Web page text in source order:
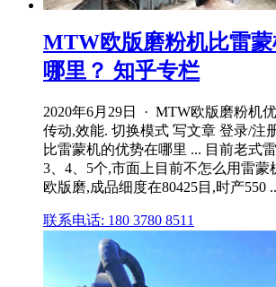
MTW欧版磨粉机比雷
哪里？ 知乎专栏
2020年6月29日 · MTW欧版磨粉机
传动,效能. 切换模式 写文章 登录/注
比雷蒙机的优势在哪里 ... 目前老式
3、4、5个,市面上目前不怎么用雷蒙
欧版磨,成品细度在80425目,时产550
联系电话: 180 3780 8511